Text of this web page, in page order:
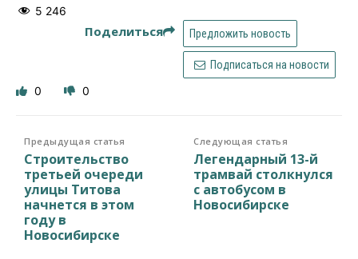
5 246
Поделиться Предложить новость
Подписаться на новости
0 0
Предыдущая статья
Строительство
третьей очереди
улицы Титова
начнется в этом
году в
Новосибирске
Следующая статья
Легендарный 13-й
трамвай столкнулся
с автобусом в
Новосибирске